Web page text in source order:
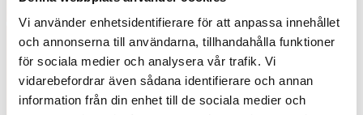
Vi använder enhetsidentifierare för att anpassa innehållet
och annonserna till användarna, tillhandahålla funktioner
för sociala medier och analysera vår trafik. Vi
vidarebefordrar även sådana identifierare och annan
information från din enhet till de sociala medier och